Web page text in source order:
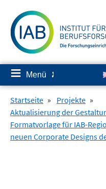
zum
Inhalt
≡ Menü ✘
Startseite » Projekte »
Aktualisierung der
Formatvorlage für IAB-
neuen Corporate Designs